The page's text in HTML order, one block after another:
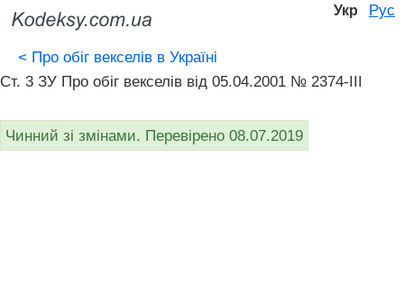
Укр Рус
< Про обіг векселів в Україні
Ст. 3 ЗУ Про обіг векселів від 05.04.2001 № 2374-III
Чинний зі змінами. Перевірено 08.07.2019